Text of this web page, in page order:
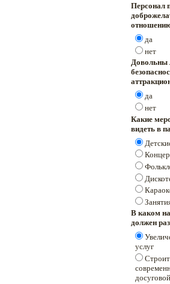
Персонал
да
нет
Довольны
да
нет
Какие
видеть в
В каком
должен
услуг